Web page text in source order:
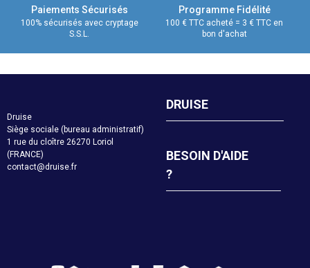
Paiements Sécurisés
100% sécurisés avec cryptage
S.S.L.
Programme Fidélité
100 € TTC acheté = 3 € TTC en
bon d'achat
Druise
Siège sociale (bureau administratif)
1 rue du cloître 26270 Loriol
(FRANCE)
contact@druise.fr
DRUISE
BESOIN D'AIDE
?